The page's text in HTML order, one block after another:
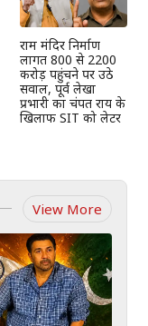
राम मंदिर निर्माण
लागत 800 से 2200
करोड़ पहुंचने पर उठे
सवाल, पूर्व लेखा
प्रभारी का चंपत राय के
खिलाफ SIT को लेटर
View More